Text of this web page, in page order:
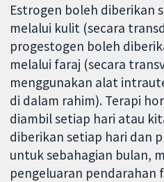
Estrogen boleh diberikan
melalui kulit (secara
progestogen boleh
melalui faraj (secara
menggunakan alat
di dalam rahim). Terapi
diambil setiap hari atau
diberikan setiap hari dan
untuk sebahagian bulan,
pengeluaran pendarahan